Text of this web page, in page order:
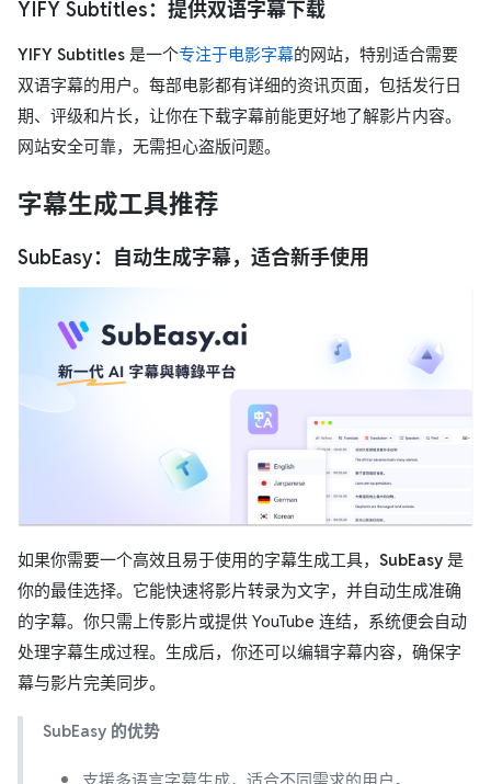
YIFY Subtitles：提供双语字幕下载
YIFY Subtitles 是一个专注于电影字幕的网站，特别适合需要
双语字幕的用户。每部电影都有详细的资讯页面，包括发行日
期、评级和片长，让你在下载字幕前能更好地了解影片内容。
网站安全可靠，无需担心盗版问题。
字幕生成工具推荐
SubEasy：自动生成字幕，适合新手使用
如果你需要一个高效且易于使用的字幕生成工具， SubEasy 是
你的最佳选择。它能快速将影片转录为文字，并自动生成准确
的字幕。你只需上传影片或提供 YouTube 连结，系统便会自动
处理字幕生成过程。生成后，你还可以编辑字幕内容，确保字
幕与影片完美同步。
SubEasy 的优势